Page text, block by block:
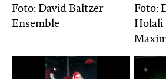
Foto: David Baltzer
Ensemble
Foto:
Holali